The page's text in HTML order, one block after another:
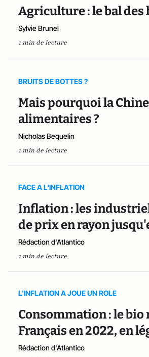
Agriculture : le bal des
Sylvie Brunel
1 min de lecture
BRUITS DE BOTTES ?
Mais pourquoi la
alimentaires ?
Nicholas Bequelin
1 min de lecture
FACE A L'INFLATION
Inflation : les
de prix en rayon
Rédaction d'Atlantico
1 min de lecture
L'INFLATION A JOUE UN ROLE
Consommation : le bio
Français en 2022, en
Rédaction d'Atlantico